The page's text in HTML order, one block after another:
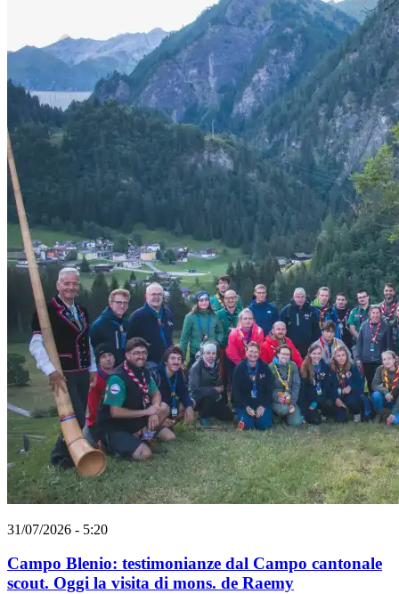
31/07/2026 - 5:20
Campo Blenio: testimonianze dal Campo cantonale
scout. Oggi la visita di mons. de Raemy